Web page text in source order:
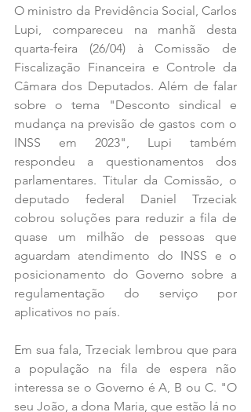
O ministro da Previdência Social, Carlos
Lupi, compareceu na manhã desta
quarta-feira (26/04) à Comissão de
Fiscalização Financeira e Controle da
Câmara dos Deputados. Além de falar
sobre o tema "Desconto sindical e
mudança na previsão de gastos com o
INSS em 2023", Lupi também
respondeu a questionamentos dos
parlamentares. Titular da Comissão, o
deputado federal Daniel Trzeciak
cobrou soluções para reduzir a fila de
quase um milhão de pessoas que
aguardam atendimento do INSS e o
posicionamento do Governo sobre a
regulamentação do serviço por
aplicativos no país.
Em sua fala, Trzeciak lembrou que para
a população na fila de espera não
interessa se o Governo é A, B ou C. "O
seu João, a dona Maria, que estão lá no